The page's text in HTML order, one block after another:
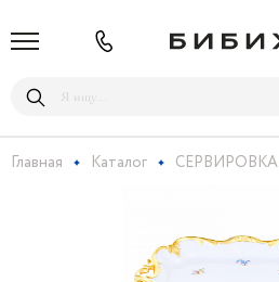
Главная Каталог СЕРВИРОВКА